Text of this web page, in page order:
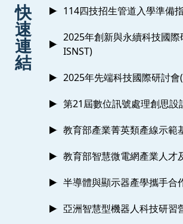
快
速
連
結
114四技招生管道入學準備
2025年創新與永續科技國
ISNST)
2025年先端科技國際研討會
第21屆數位訊號處理創思設
教育部產業菁英類產線示範
教育部智慧微電網產業人才
半導體與顯示器產學攜手合
亞洲智慧型機器人科技研習